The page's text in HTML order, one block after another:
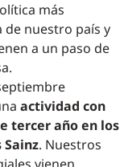
más
de nuestro país y
a un paso de
actividad con
tercer añoen los
Sainz. Nuestros